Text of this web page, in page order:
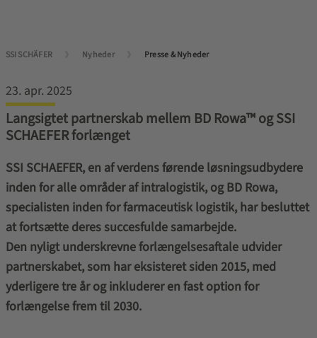
SSI SCHÄFER Nyheder Presse & Nyheder
23. apr. 2025
Langsigtet partnerskab mellem BD Rowa™ og SSI
SCHAEFER forlænget
SSI SCHAEFER, en af verdens førende løsningsudbydere
inden for alle områder af intralogistik, og BD Rowa,
specialisten inden for farmaceutisk logistik, har besluttet
at fortsætte deres succesfulde samarbejde.
Den nyligt underskrevne forlængelsesaftale udvider
partnerskabet, som har eksisteret siden 2015, med
yderligere tre år og inkluderer en fast option for
forlængelse frem til 2030.